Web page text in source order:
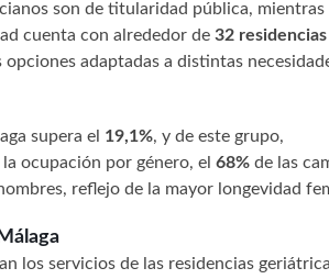
son de titularidad pública, mientras
cuenta con alrededor de 32 residencias
adaptadas a distintas
supera el 19,1%, y de este grupo,
ocupación por género, el 68% de las
reflejo de la mayor longevidad
los servicios de las residencias